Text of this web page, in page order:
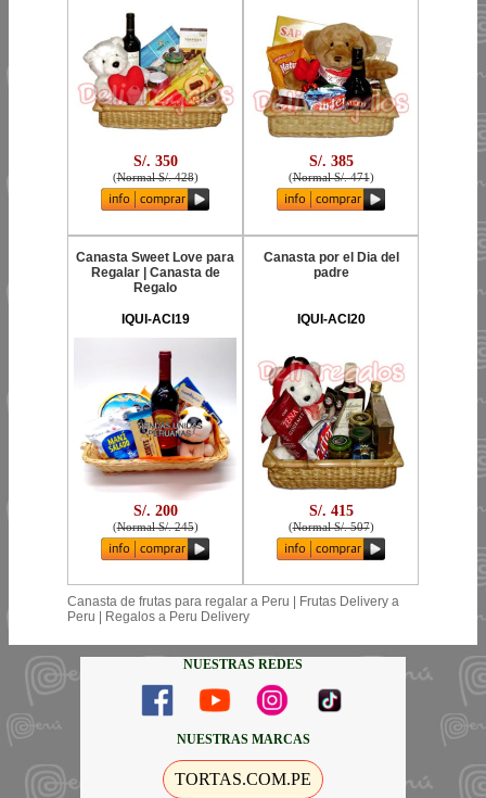
S/. 350
(Normal S/. 428)
S/. 385
(Normal S/. 471)
Canasta Sweet Love para
Regalar | Canasta de
Regalo
IQUI-ACI19
S/. 200
(Normal S/. 245)
Canasta por el Dia del
padre
IQUI-ACI20
S/. 415
(Normal S/. 507)
Canasta de frutas para regalar a Peru | Frutas Delivery a
Peru | Regalos a Peru Delivery
NUESTRAS REDES
NUESTRAS MARCAS
TORTAS.COM.PE